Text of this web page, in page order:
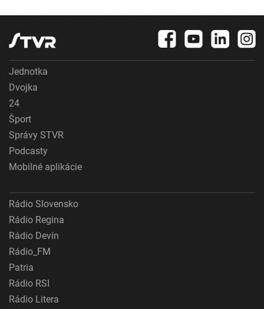
Jednotka
Dvojka
24
Šport
Správy STVR
Podcasty
Mobilné aplikácie
Rádio Slovensko
Rádio Regina
Rádio Devín
Rádio_FM
Patria
Rádio RSI
Rádio Litera